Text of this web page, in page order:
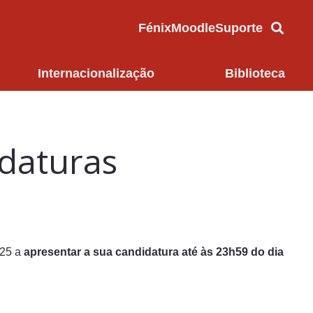
FénixMoodleSuporte
Internacionalização Biblioteca
a apresentar a sua candidatura até às 23h59 do dia